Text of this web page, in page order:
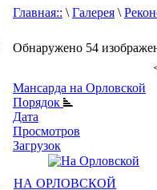
Главная:: \ Галерея \
Обнаружено 54
Мансарда на Орловской
Порядок
Дата
Просмотров
Загрузок
НА ОРЛОВСКОЙ